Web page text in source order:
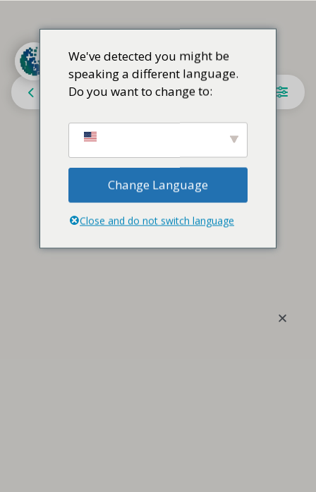
Chile
We've detected you might be
speaking a different language.
Do you want to change to:
Change Language
Close and do not switch language